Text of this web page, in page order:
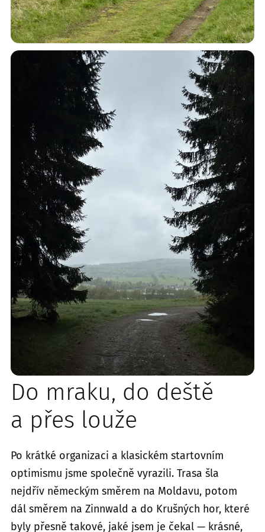
Do mraku, do deště
a přes louže
Po krátké organizaci a klasickém startovním
optimismu jsme společně vyrazili. Trasa šla
nejdřív německým směrem na Moldavu, potom
dál směrem na Zinnwald a do Krušných hor, které
byly přesně takové, jaké jsem je čekal — krásné,